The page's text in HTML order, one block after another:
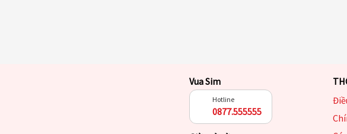
Vua Sim
Hotline
0877.555555